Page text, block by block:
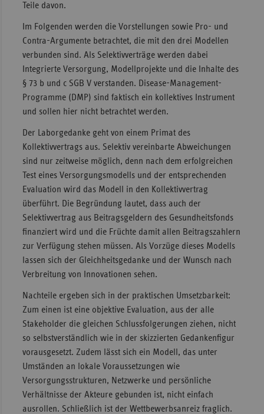
Teile davon.
Im Folgenden werden die Vorstellungen sowie Pro- und
Contra-Argumente betrachtet, die mit den drei Modellen
verbunden sind. Als Selektivverträge werden dabei
Integrierte Versorgung, Modellprojekte und die Inhalte des
§ 73 b und c SGB V verstanden. Disease-Management-
Programme (DMP) sind faktisch ein kollektives Instrument
und sollen hier nicht betrachtet werden.
Der Laborgedanke geht von einem Primat des
Kollektivvertrags aus. Selektiv vereinbarte Abweichungen
sind nur zeitweise möglich, denn nach dem erfolgreichen
Test eines Versorgungsmodells und der entsprechenden
Evaluation wird das Modell in den Kollektivvertrag
überführt. Die Begründung lautet, dass auch der
Selektivvertrag aus Beitragsgeldern des Gesundheitsfonds
finanziert wird und die Früchte damit allen Beitragszahlern
zur Verfügung stehen müssen. Als Vorzüge dieses Modells
lassen sich der Gleichheitsgedanke und der Wunsch nach
Verbreitung von Innovationen sehen.
Nachteile ergeben sich in der praktischen Umsetzbarkeit:
Zum einen ist eine objektive Evaluation, aus der alle
Stakeholder die gleichen Schlussfolgerungen ziehen, nicht
so selbstverständlich wie in der skizzierten Gedankenfigur
vorausgesetzt. Zudem lässt sich ein Modell, das unter
Umständen an lokale Voraussetzungen wie
Versorgungsstrukturen, Netzwerke und persönliche
Verhältnisse der Akteure gebunden ist, nicht einfach
ausrollen. Schließlich ist der Wettbewerbsanreiz fraglich.